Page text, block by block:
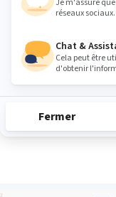
Jeudi
Vendredi
Samedi
Dimanche